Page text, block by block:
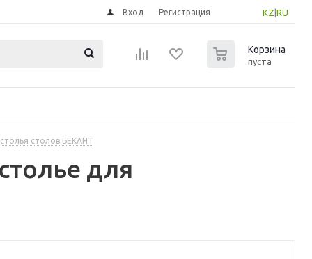
KZ RU
Вход Регистрация
Корзина
пуста
столов БЕКАНТ
для